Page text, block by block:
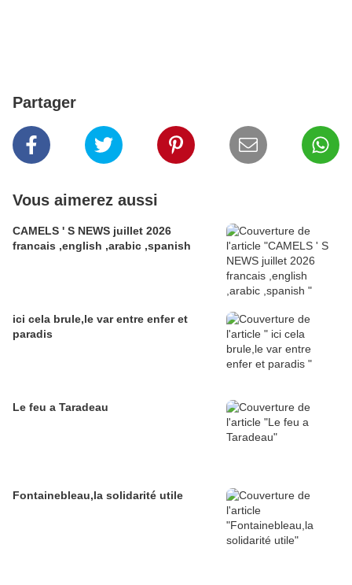
Partager
Vous aimerez aussi
CAMELS ' S NEWS juillet 2026
francais ,english ,arabic ,spanish
ici cela brule,le var entre enfer et
paradis
Le feu a Taradeau
Fontainebleau,la solidarité utile